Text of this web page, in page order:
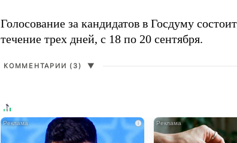
Голосование за кандидатов в Госдуму
течение трех дней, с 18 по 20 сентября.
КОММЕНТАРИИ (3) ▼
i